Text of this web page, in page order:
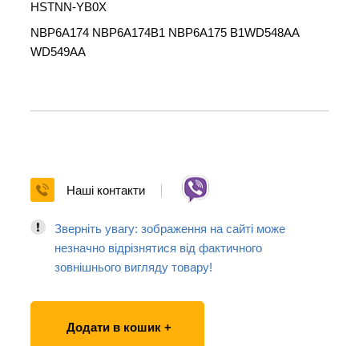
HSTNN-YB0X
NBP6A174 NBP6A174B1 NBP6A175 B1WD548AA
WD549AA
Наші контакти
Зверніть увагу: зображення на сайті може
незначно відрізнятися від фактичного
зовнішнього вигляду товару!
Додати в кошик +